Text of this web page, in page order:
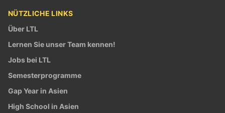
NÜTZLICHE LINKS
Über LTL
Lernen Sie unser Team kennen!
Jobs bei LTL
Semesterprogramme
Gap Year in Asien
High School in Asien